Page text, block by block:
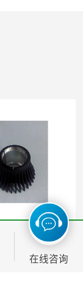
洛阳远红外辐射涂料电话 使用寿命长
在线咨询